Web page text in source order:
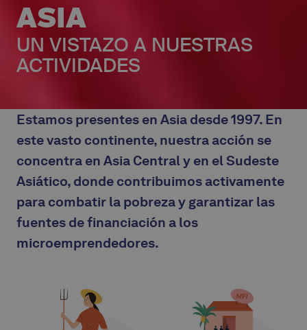
ASIA
UN VISTAZO A NUESTRAS
ACTIVIDADES
Estamos presentes en Asia desde 1997. En
este vasto continente, nuestra acción se
concentra en Asia Central y en el Sudeste
Asiático, donde contribuimos activamente
para combatir la pobreza y garantizar las
fuentes de financiación a los
microemprendedores.